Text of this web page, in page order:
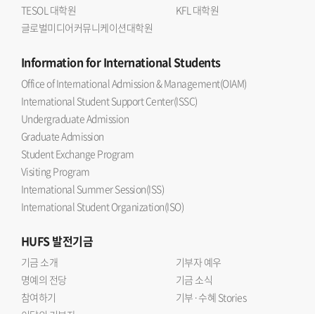
TESOL 대학원
KFL 대학원
글로벌미디어커뮤니케이션대학원
Informationfor International Students
Office of International Admission & Management(OIAM)
International Student Support Center(ISSC)
Undergraduate Admission
Graduate Admission
Student Exchange Program
Visiting Program
International Summer Session(ISS)
International Student Organization(ISO)
HUFS발전기금
기금 소개
기부자 예우
명예의 전당
기금 소식
참여하기
기부·수혜 Stories